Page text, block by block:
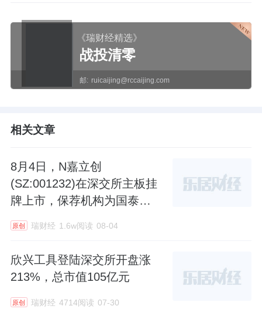
《瑞财经精选》
战投清零
邮: ruicaijing@rccaijing.com
相关文章
8月4日，N嘉立创
(SZ:001232)在深交所主板挂
牌上市，保荐机构为国泰海
通，其开盘涨超177%，总市
值1302亿元。
原创 瑞财经 1.6w阅读 08-04
欣兴工具登陆深交所开盘涨
213%，总市值105亿元
原创 瑞财经 4714阅读 07-30